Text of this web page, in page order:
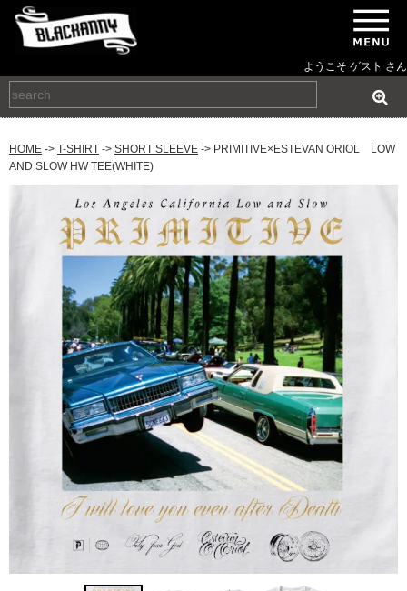
ようこそ ゲスト さん
HOME -> T-SHIRT -> SHORT SLEEVE -> PRIMITIVE×ESTEVAN ORIOL LOW
AND SLOW HW TEE(WHITE)